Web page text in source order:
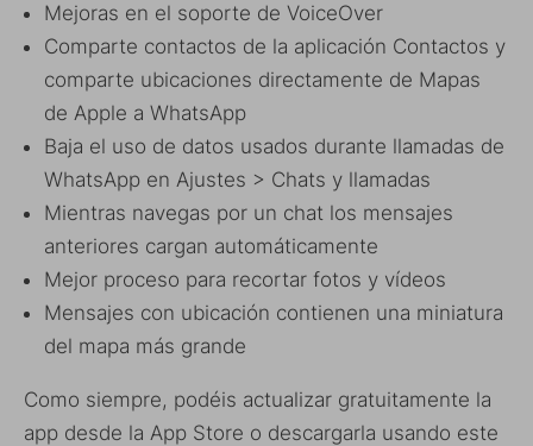
Mejoras en el soporte de VoiceOver
Comparte contactos de la aplicación Contactos y
comparte ubicaciones directamente de Mapas
de Apple a WhatsApp
Baja el uso de datos usados durante llamadas de
WhatsApp en Ajustes > Chats y llamadas
Mientras navegas por un chat los mensajes
anteriores cargan automáticamente
Mejor proceso para recortar fotos y vídeos
Mensajes con ubicación contienen una miniatura
del mapa más grande
Como siempre, podéis actualizar gratuitamente la
app desde la App Store o descargarla usando este